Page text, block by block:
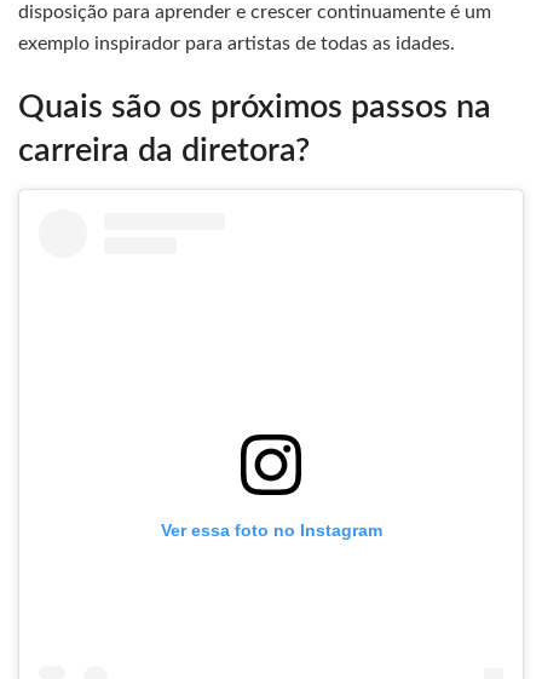
disposição para aprender e crescer continuamente é um
exemplo inspirador para artistas de todas as idades.
Quais são os próximos passos na
carreira da diretora?
Ver essa foto no Instagram